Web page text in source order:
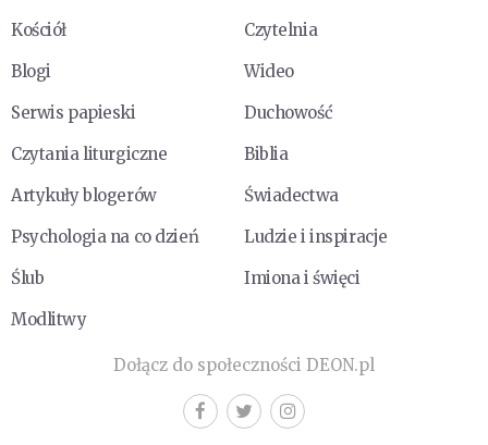
Kościół
Czytelnia
Blogi
Wideo
Serwis papieski
Duchowość
Czytania liturgiczne
Biblia
Artykuły blogerów
Świadectwa
Psychologia na co dzień
Ludzie i inspiracje
Ślub
Imiona i święci
Modlitwy
Dołącz do społeczności DEON.pl